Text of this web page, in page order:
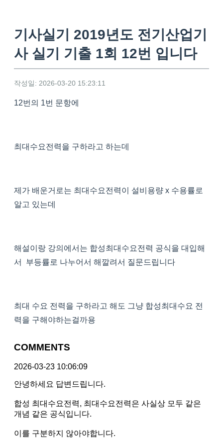
기사실기 2019년도 전기산업기
사 실기 기출 1회 12번 입니다
작성일: 2026-03-20 15:23:11
12번의 1번 문항에
최대수요전력을 구하라고 하는데
제가 배운거로는 최대수요전력이 설비용량 x 수용률로
알고 있는데
해설이랑 강의에서는 합성최대수요전력 공식을 대입해
서 부등률로 나누어서 해깔려서 질문드립니다
최대 수요 전력을 구하라고 해도 그냥 합성최대수요 전
력을 구해야하는걸까용
COMMENTS
2026-03-23 10:06:09
안녕하세요 답변드립니다.
합성 최대수요전력, 최대수요전력은 사실상 모두 같은
개념 같은 공식입니다.
이를 구분하지 않아야합니다.